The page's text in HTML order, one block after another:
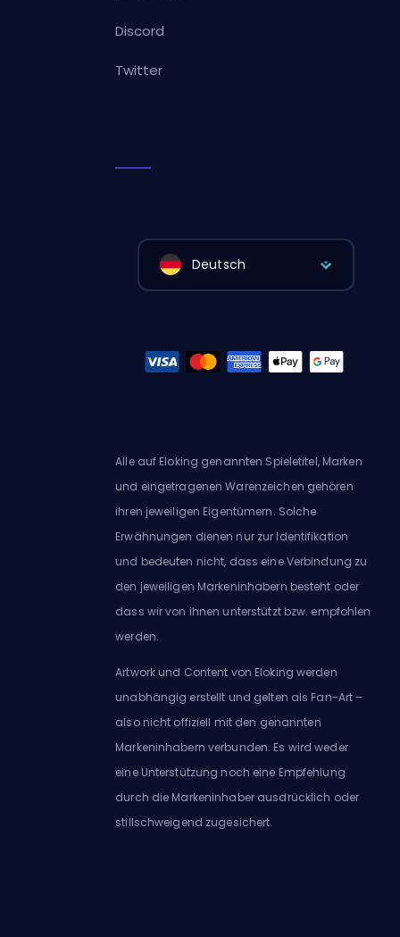
Discord
Twitter
Deutsch
Alle auf Eloking genannten Spieletitel, Marken
und eingetragenen Warenzeichen gehören
ihren jeweiligen Eigentümern. Solche
Erwähnungen dienen nur zur Identifikation
und bedeuten nicht, dass eine Verbindung zu
den jeweiligen Markeninhabern besteht oder
dass wir von ihnen unterstützt bzw. empfohlen
werden.
Artwork und Content von Eloking werden
unabhängig erstellt und gelten als Fan-Art –
also nicht offiziell mit den genannten
Markeninhabern verbunden. Es wird weder
eine Unterstützung noch eine Empfehlung
durch die Markeninhaber ausdrücklich oder
stillschweigend zugesichert.